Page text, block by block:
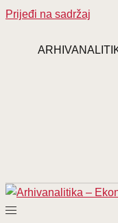
Prijeđi na sadržaj